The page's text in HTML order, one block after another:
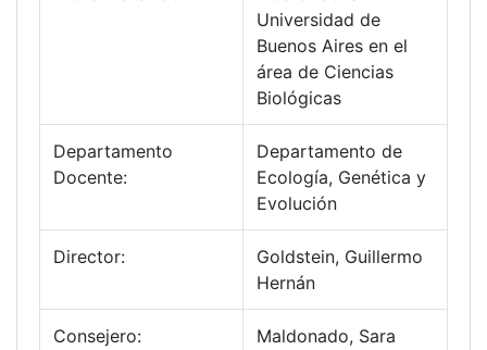
Universidad de
Buenos Aires en el
área de Ciencias
Biológicas
Departamento
Docente:
Departamento de
Ecología, Genética y
Evolución
Director:
Goldstein, Guillermo
Hernán
Consejero:
Maldonado, Sara